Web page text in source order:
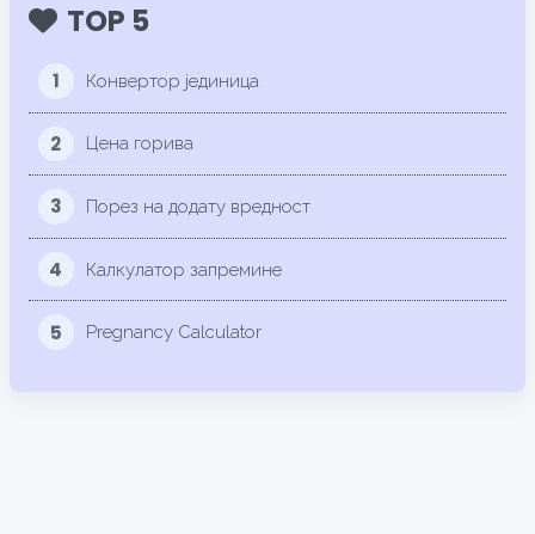
TOP 5
1 Конвертор јединица
2 Цена горива
3 Порез на додату вредност
4 Калкулатор запремине
5 Pregnancy Calculator